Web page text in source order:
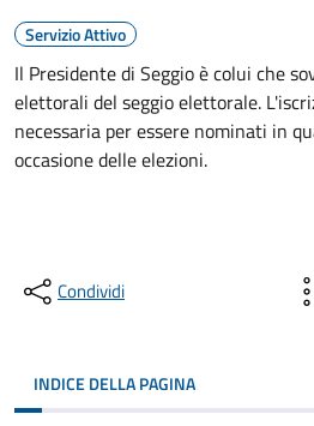
Servizio Attivo
Il Presidente di Seggio è colui che
elettorali del seggio elettorale.
necessaria per essere nominati in
occasione delle elezioni.
Condividi
INDICE DELLA PAGINA